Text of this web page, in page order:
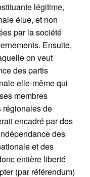
légitime,
élue, et non
par la société
Ensuite,
on veut
des partis
elle-même qui
membres
régionales de
encadré par des
des
et des
entière liberté
(par référendum)